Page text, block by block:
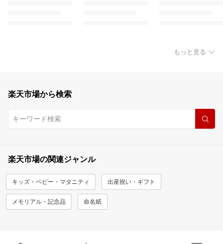
もっと見る
楽天市場から検索
楽天市場の関連ジャンル
キッズ・ベビー・マタニティ 出産祝い・ギフト
メモリアル・記念品 命名紙